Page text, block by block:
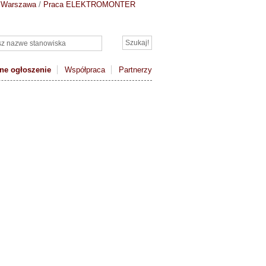
ogłoszenie Współpraca Partnerzy
/ Praca ELEKTROMONTER